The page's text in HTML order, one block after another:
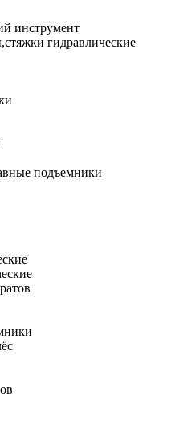
инструмент
гидравлические
подъемники